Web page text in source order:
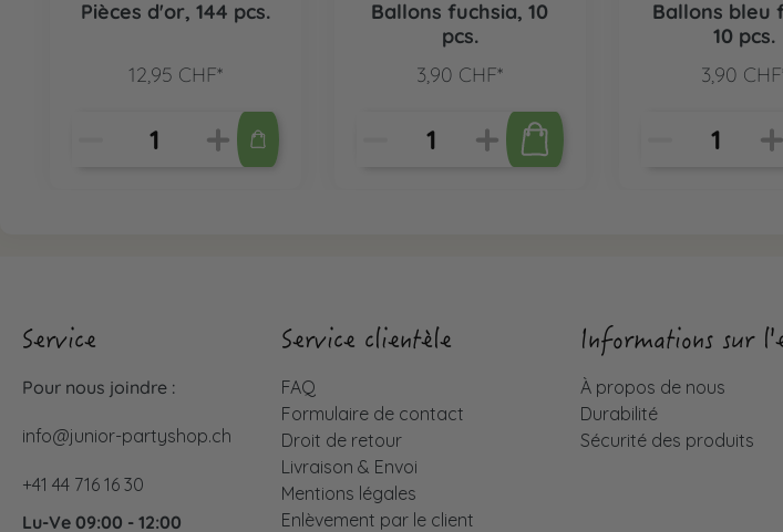
Pièces d'or, 144 pcs.
12,95 CHF*
Ballons fuchsia, 10
pcs.
3,90 CHF*
Ballons bleu
10 pcs.
3,90
Service
Pour nous joindre :
info@junior-partyshop.ch
+41 44 716 16 30
Lu-Ve 09:00 - 12:00
Service clientèle
FAQ
Formulaire de contact
Droit de retour
Livraison & Envoi
Mentions légales
Enlèvement par le client
Informations sur
À propos de nous
Durabilité
Sécurité des produits